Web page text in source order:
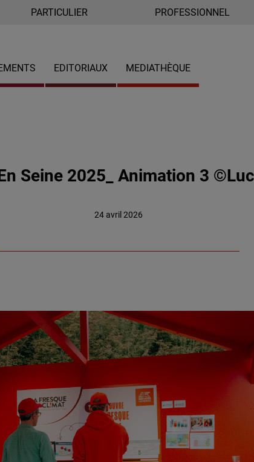
PARTICULIER PROFESSIONNEL
EDITORIAUX MEDIATHÈQUE
Seine 2025_ Animation 3
24 avril 2026